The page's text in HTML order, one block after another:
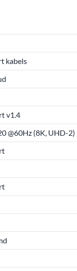
kabels
v1.4
@60Hz (8K, UHD-2)